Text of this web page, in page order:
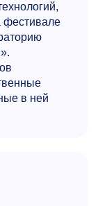
фестивале
в ней